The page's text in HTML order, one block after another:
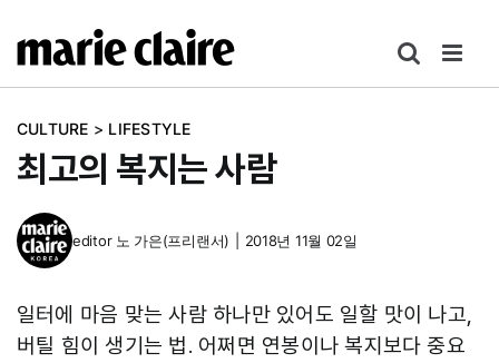
텐
건CULTURE > LIFESTYLE
최고의 복지는 사람
editor 노 가은(프리랜서) 2018년 11월 02일
일터에 마음 맞는 사람 하나만 있어도 일할 맛이 나고,
버틸 힘이 생기는 법. 어쩌면 연봉이나 복지보다 중요